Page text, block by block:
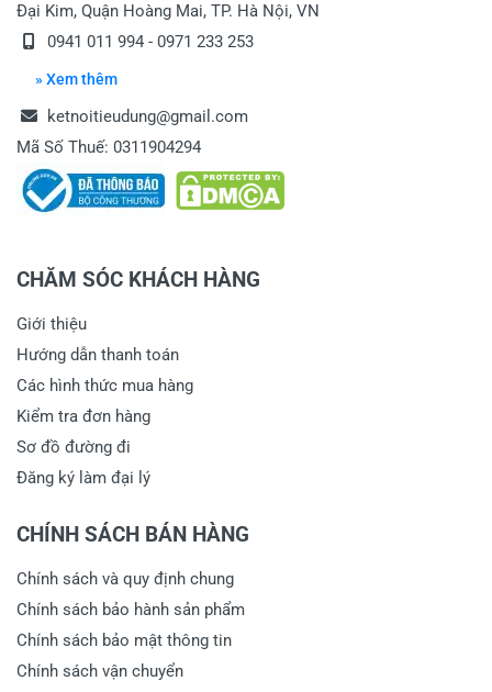
Đại Kim, Quận Hoàng Mai, TP. Hà Nội, VN
0941 011 994 - 0971 233 253
» Xem thêm
ketnoitieudung@gmail.com
Mã Số Thuế: 0311904294
CHĂM SÓC KHÁCH HÀNG
Giới thiệu
Hướng dẫn thanh toán
Các hình thức mua hàng
Kiểm tra đơn hàng
Sơ đồ đường đi
Đăng ký làm đại lý
CHÍNH SÁCH BÁN HÀNG
Chính sách và quy định chung
Chính sách bảo hành sản phẩm
Chính sách bảo mật thông tin
Chính sách vận chuyển